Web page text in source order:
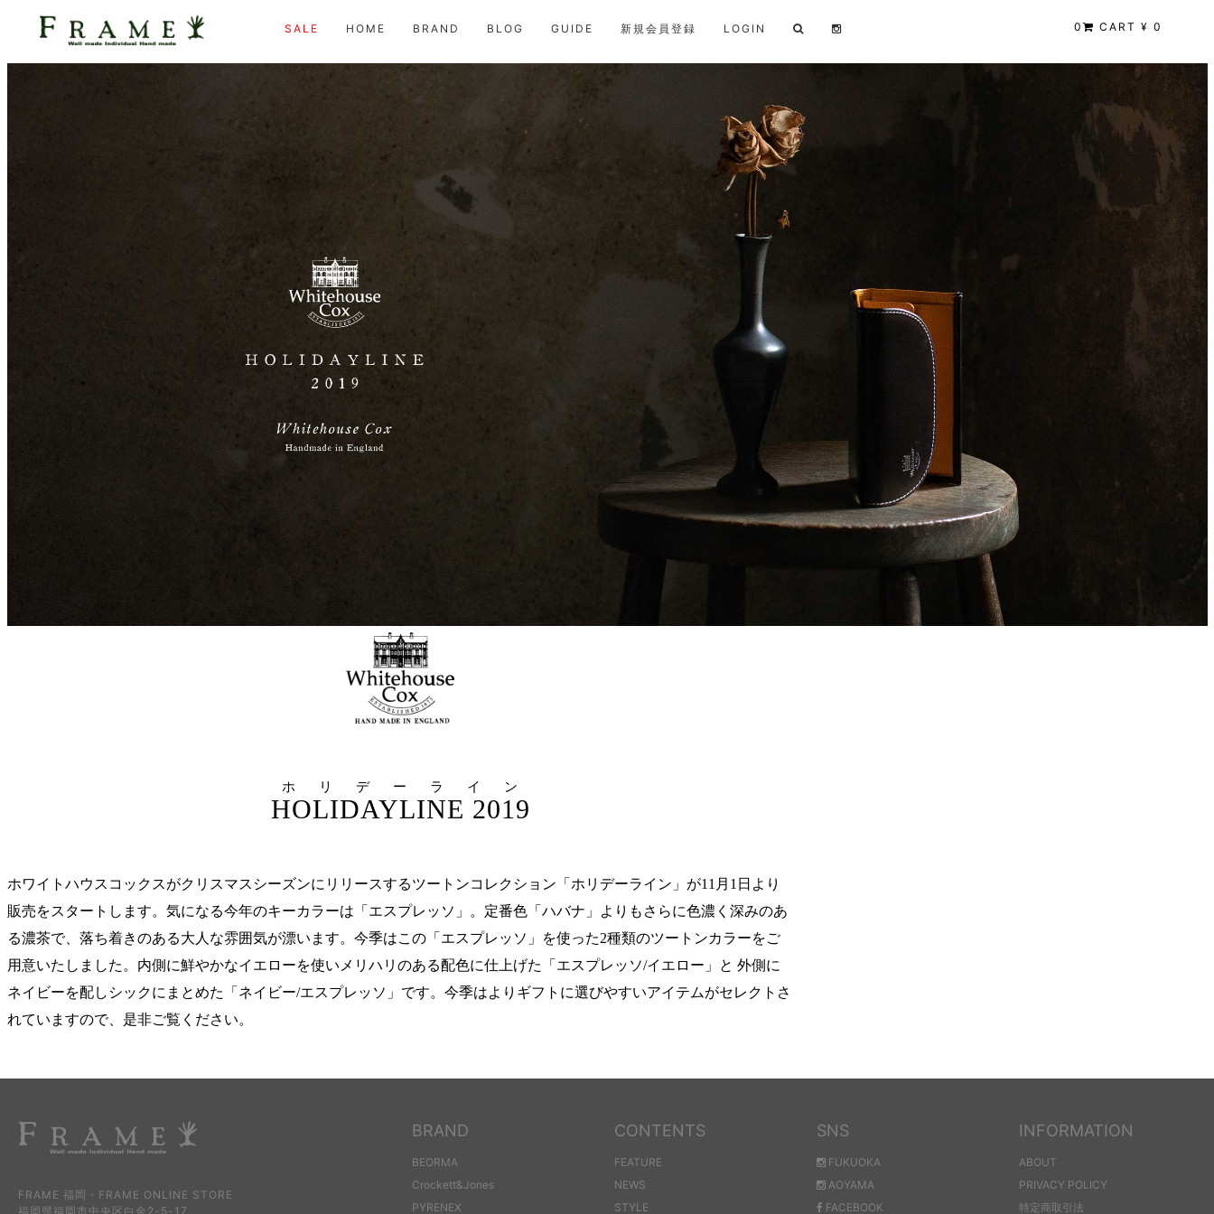
SALE HOME BRAND BLOG GUIDE 新規会員登録 LOGIN 0 CART ¥ 0
HOLIDAYLINE 2019
ホリデーライン
ホワイトハウスコックスがクリスマスシーズンにリリースするツートンコレクション「ホリデーライン」が11月1日より
販売をスタートします。気になる今年のキーカラーは「エスプレッソ」。定番色「ハバナ」よりもさらに色濃く深みのあ
る濃茶で、落ち着きのある大人な雰囲気が漂います。今季はこの「エスプレッソ」を使った2種類のツートンカラーをご
用意いたしました。内側に鮮やかなイエローを使いメリハリのある配色に仕上げた「エスプレッソ/イエロー」と 外側に
ネイビーを配しシックにまとめた「ネイビー/エスプレッソ」です。今季はよりギフトに選びやすいアイテムがセレクトさ
れていますので、是非ご覧ください。
FRAME 福岡・FRAME ONLINE STORE
福岡県福岡市中央区白金2-5-17
BRAND
BEORMA
Crockett&Jones
PYRENEX
CONTENTS
FEATURE
NEWS
STYLE
SNS
FUKUOKA
AOYAMA
FACEBOOK
INFORMATION
ABOUT
PRIVACY POLICY
特定商取引法